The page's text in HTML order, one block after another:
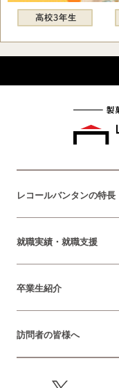
レコールバンタンの特長
就職実績・就職支援
卒業生紹介
訪問者の皆様へ